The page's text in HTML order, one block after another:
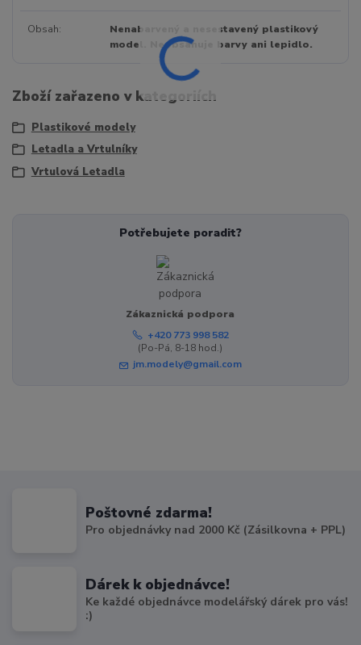
Obsah
Nenabarvený a nesestavený plastikový
model. Neobsahuje barvy ani lepidlo.
Zboží zařazeno v kategoriích
Plastikové modely
Letadla a Vrtulníky
Vrtulová Letadla
Potřebujete poradit?
Zákaznická podpora
+420 773 998 582
(Po-Pá, 8-18 hod.)
jm.modely@gmail.com
Poštovné zdarma!
Pro objednávky nad 2000 Kč (Zásilkovna + PPL)
Dárek k objednávce!
Ke každé objednávce modelářský dárek pro vás!
:)